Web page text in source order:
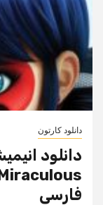
دانلود کارتون
دانلود
فارسی